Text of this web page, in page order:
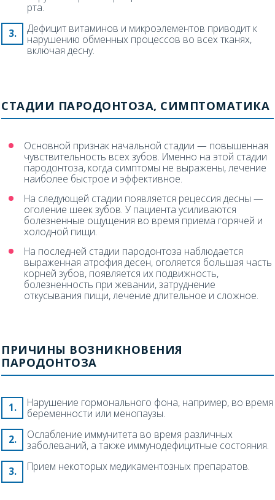
рта.
Дефицит витаминов и микроэлементов приводит к
нарушению обменных процессов во всех тканях,
включая десну.
СТАДИИ ПАРОДОНТОЗА, СИМПТОМАТИКА
Основной признак начальной стадии — повышенная
чувствительность всех зубов. Именно на этой стадии
пародонтоза, когда симптомы не выражены, лечение
наиболее быстрое и эффективное.
На следующей стадии появляется рецессия десны —
оголение шеек зубов. У пациента усиливаются
болезненные ощущения во время приема горячей и
холодной пищи.
На последней стадии пародонтоза наблюдается
выраженная атрофия десен, оголяется большая часть
корней зубов, появляется их подвижность,
болезненность при жевании, затруднение
откусывания пищи, лечение длительное и сложное.
ПРИЧИНЫ ВОЗНИКНОВЕНИЯ
ПАРОДОНТОЗА
Нарушение гормонального фона, например, во время
беременности или менопаузы.
Ослабление иммунитета во время различных
заболеваний, а также иммунодефицитные состояния.
Прием некоторых медикаментозных препаратов.